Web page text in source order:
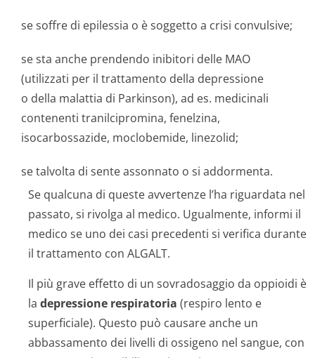
se soffre di epilessia o è soggetto a crisi convulsive;
se sta anche prendendo inibitori delle MAO
(utilizzati per il trattamento della depressione
o della malattia di Parkinson), ad es. medicinali
contenenti tranilcipromina, fenelzina,
isocarbossazide, moclobemide, linezolid;
se talvolta di sente assonnato o si addormenta.
Se qualcuna di queste avvertenze l’ha riguardata nel
passato, si rivolga al medico. Ugualmente, informi il
medico se uno dei casi precedenti si verifica durante
il trattamento con ALGALT.
Il più grave effetto di un sovradosaggio da oppioidi è
la depressione respiratoria (respiro lento e
superficiale). Questo può causare anche un
abbassamento dei livelli di ossigeno nel sangue, con